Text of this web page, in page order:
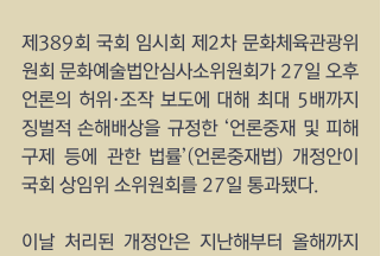
제389회 국회 임시회 제2차 문화체육관광위
원회 문화예술법안심사소위원회가 27일 오후
언론의 허위·조작 보도에 대해 최대 5배까지
징벌적 손해배상을 규정한 ‘언론중재 및 피해
구제 등에 관한 법률’(언론중재법) 개정안이
국회 상임위 소위원회를 27일 통과됐다.
이날 처리된 개정안은 지난해부터 올해까지